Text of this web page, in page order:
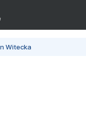
Witecka